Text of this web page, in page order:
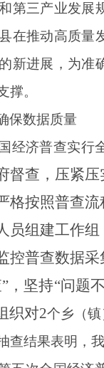
第三产业发展
在推动高质量
新进展，为准
撑。
保数据质量
经济普查实行
督查，压紧
格按照普查
员组建工作
控普查数据
，坚持“问题
织对2个乡（
查结果表明，